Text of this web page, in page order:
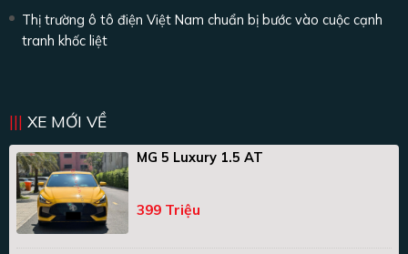
Thị trường ô tô điện Việt Nam chuẩn bị bước vào cuộc cạnh
tranh khốc liệt
XE MỚI VỀ
MG 5 Luxury 1.5 AT
399 Triệu